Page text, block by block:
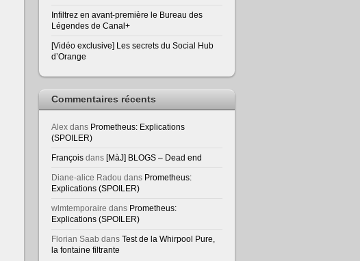
Infiltrez en avant-première le Bureau des
Légendes de Canal+
[Vidéo exclusive] Les secrets du Social Hub
d’Orange
Commentaires récents
Alex dans Prometheus: Explications
(SPOILER)
François dans [MàJ] BLOGS – Dead end
Diane-alice Radou dans Prometheus:
Explications (SPOILER)
wlmtemporaire dans Prometheus:
Explications (SPOILER)
Florian Saab dans Test de la Whirpool Pure,
la fontaine filtrante